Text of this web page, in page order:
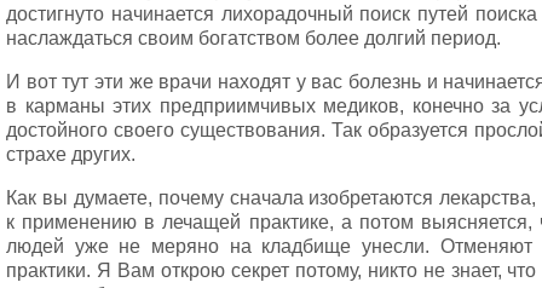
достигнуто начинается лихорадочный поиск путей
наслаждаться своим богатством более долгий период.
И вот тут эти же врачи находят у вас болезнь и
в карманы этих предприимчивых медиков, конечно за
достойного своего существования. Так образуется
страхе других.
Как вы думаете, почему сначала изобретаются
к применению в лечащей практике, а потом
людей уже не меряно на кладбище унесли. Отменяют
практики. Я Вам открою секрет потому, никто не знает,